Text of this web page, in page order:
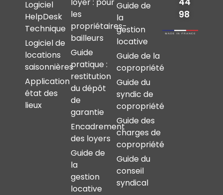
Logiciel
HelpDesk
Technique
Logiciel de
locations
saisonnières
Application
état des
lieux
les
propriétaires-
bailleurs
Guide
pratique :
restitution
du dépôt
de
garantie
Encadrement
des loyers
Guide de
la
gestion
locative
Guide de
la
gestion
locative
Guide de la
copropriété
Guide du
syndic de
copropriété
Guide des
charges de
copropriété
Guide du
conseil
syndical
98